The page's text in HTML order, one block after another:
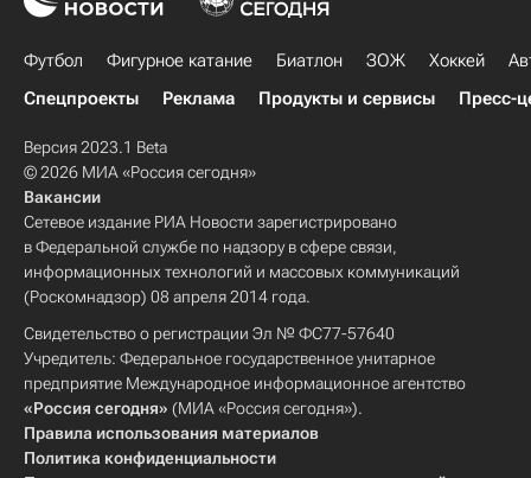
Футбол Фигурное катание Биатлон ЗОЖ Хоккей
Спецпроекты
Реклама Продукты и сервисы Пресс-
Версия 2023.1 Beta
© 2026 МИА «Россия сегодня»
Вакансии
Сетевое издание РИА Новости зарегистрировано
в Федеральной службе по надзору в сфере связи,
информационных технологий и массовых коммуникаций
(Роскомнадзор) 08 апреля 2014 года.
Свидетельство о регистрации Эл № ФС77-57640
Учредитель: Федеральное государственное унитарное
предприятие Международное информационное агентство
«Россия сегодня» (МИА «Россия сегодня»).
Правила использования материалов
Политика конфиденциальности